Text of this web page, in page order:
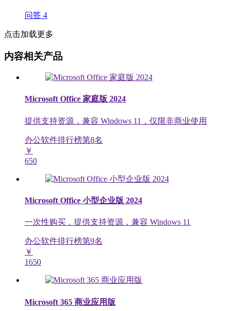
问答 4
点击加载更多
内容相关产品
Microsoft Office 家庭版 2024
提供支持资源，兼容 Windows 11，仅限非商业使用
办公软件排行榜第8名
￥
650
Microsoft Office 小型企业版 2024
一次性购买，提供支持资源，兼容 Windows 11
办公软件排行榜第9名
￥
1650
Microsoft 365 商业应用版